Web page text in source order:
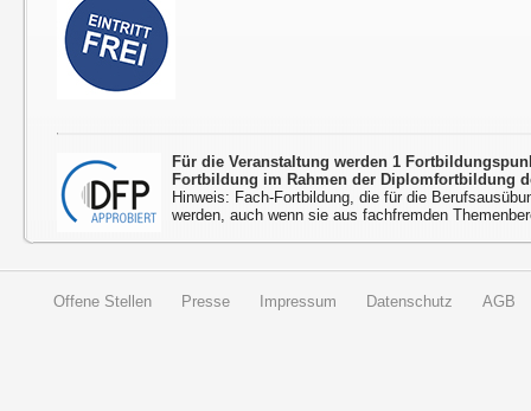
Für die Veranstaltung werden 1
Fortbildung im Rahmen der Diplomfortbildung
Hinweis: Fach-Fortbildung, die für die
werden, auch wenn sie aus fachfremden
Offene Stellen Presse Impressum Datenschutz AGB